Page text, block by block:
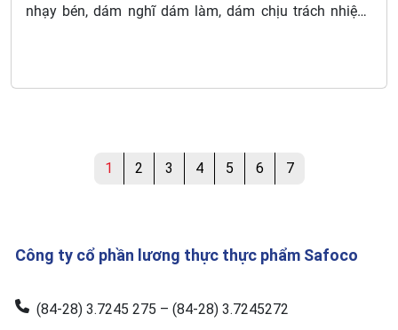
nhạy bén, dám nghĩ dám làm, dám chịu trách nhiệm,
Hồng – doanh nhân nữ duy nhất thuộc Ủy ban đã 2 lần
được Thủ tướng Chính phủ tặng danh hiệu cao quý
1 2 3 4 5 6 7
Công ty cổ phần lương thực thực phẩm Safoco
(84-28) 3.7245 275 – (84-28) 3.7245272